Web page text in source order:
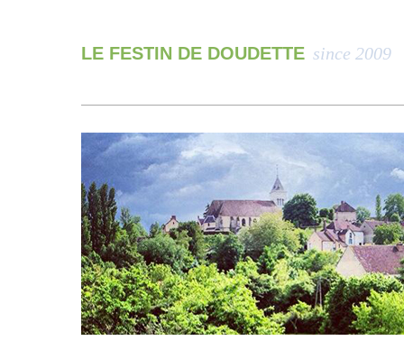
LE FESTIN DE DOUDETTE since 2009